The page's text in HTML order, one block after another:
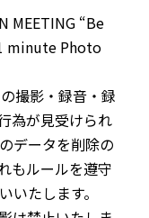
MEETING “Be
minute Photo
撮影・録音・録
為が見受けられ
データを削除の
もルールを遵守
いたします。